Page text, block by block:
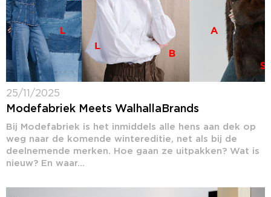
25/11/2025
Modefabriek Meets WalhallaBrands
Bij Modefabriek is het inmiddels alle hens aan dek op
weg naar de komende wintereditie, net als bij de
deelnemende merken. Hoe gaan ze uitpakken? Wat is
nieuw? En waar...